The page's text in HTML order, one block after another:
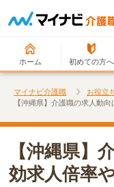
ホーム 初めての方へ
マイナビ介護職 お役立
【沖縄県】介護職の求人動
【沖縄県】
効求人倍率